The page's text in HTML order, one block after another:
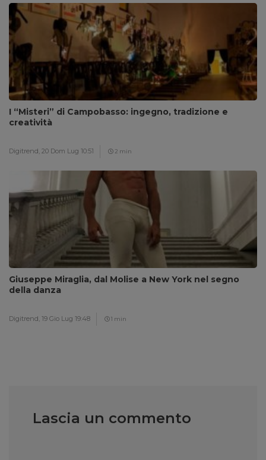
I “Misteri” di Campobasso: ingegno, tradizione e
creatività
Digitrend, 20 Dom Lug 10:51 2 min
Giuseppe Miraglia, dal Molise a New York nel segno
della danza
Digitrend, 19 Gio Lug 19:48 1 min
Lascia un commento